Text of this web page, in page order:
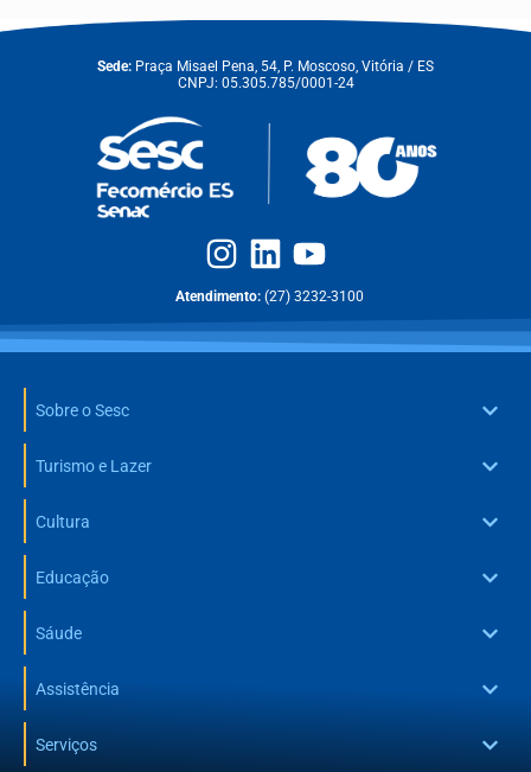
Sede: Praça Misael Pena, 54, P. Moscoso, Vitória / ES
CNPJ: 05.305.785/0001-24
Atendimento: (27) 3232-3100
Sobre o Sesc
Turismo e Lazer
Cultura
Educação
Sáude
Assistência
Serviços